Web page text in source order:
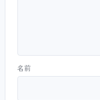
名前